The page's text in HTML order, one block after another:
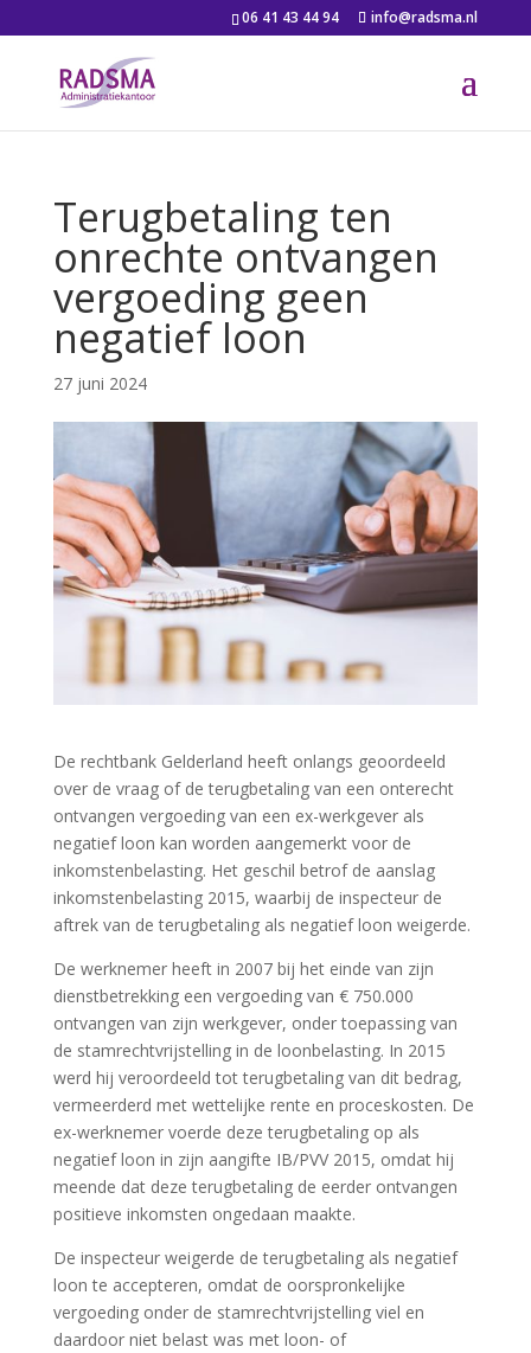
06 41 43 44 94 info@radsma.nl
Terugbetaling ten
onrechte ontvangen
vergoeding geen
negatief loon
27 juni 2024
De rechtbank Gelderland heeft onlangs geoordeeld
over de vraag of de terugbetaling van een onterecht
ontvangen vergoeding van een ex-werkgever als
negatief loon kan worden aangemerkt voor de
inkomstenbelasting. Het geschil betrof de aanslag
inkomstenbelasting 2015, waarbij de inspecteur de
aftrek van de terugbetaling als negatief loon weigerde.
De werknemer heeft in 2007 bij het einde van zijn
dienstbetrekking een vergoeding van € 750.000
ontvangen van zijn werkgever, onder toepassing van
de stamrechtvrijstelling in de loonbelasting. In 2015
werd hij veroordeeld tot terugbetaling van dit bedrag,
vermeerderd met wettelijke rente en proceskosten. De
ex-werknemer voerde deze terugbetaling op als
negatief loon in zijn aangifte IB/PVV 2015, omdat hij
meende dat deze terugbetaling de eerder ontvangen
positieve inkomsten ongedaan maakte.
De inspecteur weigerde de terugbetaling als negatief
loon te accepteren, omdat de oorspronkelijke
vergoeding onder de stamrechtvrijstelling viel en
daardoor niet belast was met loon- of